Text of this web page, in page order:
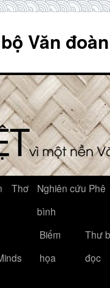
Văn
Thơ
Nghiên cứu Phê
bình
Biếm
họa
Thư
đọc